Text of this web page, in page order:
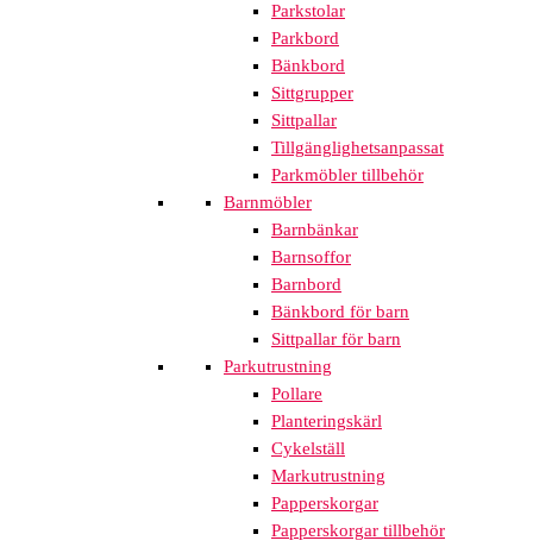
Parkstolar
Parkbord
Bänkbord
Sittgrupper
Sittpallar
Tillgänglighetsanpassat
Parkmöbler tillbehör
Barnmöbler
Barnbänkar
Barnsoffor
Barnbord
Bänkbord för barn
Sittpallar för barn
Parkutrustning
Pollare
Planteringskärl
Cykelställ
Markutrustning
Papperskorgar
Papperskorgar tillbehör